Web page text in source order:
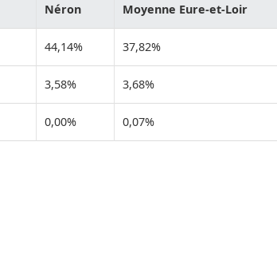
Néron Moyenne Eure-et-Loir
44,14% 37,82%
3,58% 3,68%
0,00% 0,07%